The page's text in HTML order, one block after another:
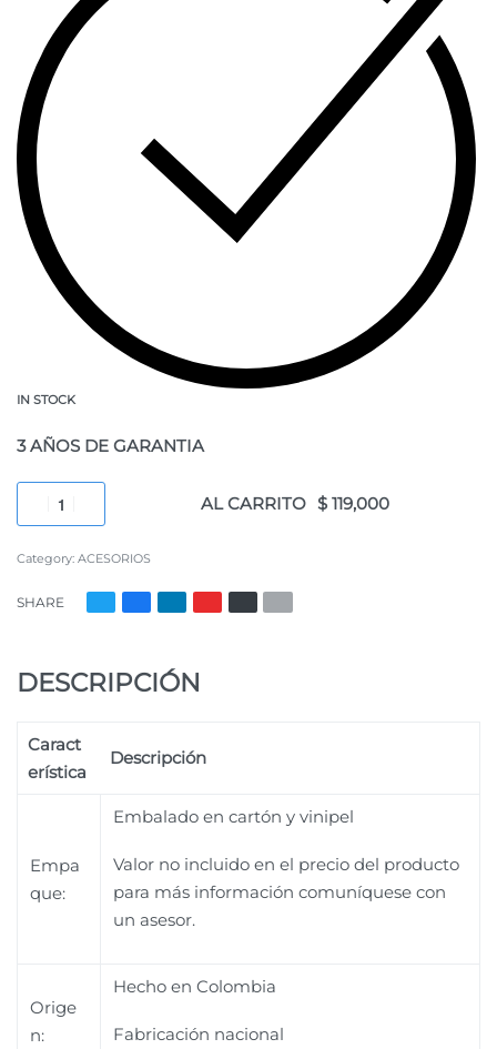
IN STOCK
3 AÑOS DE GARANTIA
AL CARRITO
Category: ACESORIOS
SHARE
DESCRIPCIÓN
Caract
erística
Descripción
Empa
que:
Embalado en cartón y vinipel
Valor no incluido en el precio del producto
para más información comuníquese con
un asesor.
Orige
n:
Hecho en Colombia
Fabricación nacional